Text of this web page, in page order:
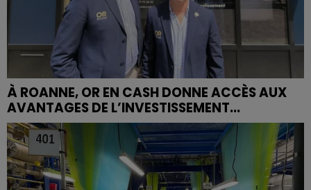
À ROANNE, OR EN CASH DONNE ACCÈS AUX
AVANTAGES DE L’INVESTISSEMENT...